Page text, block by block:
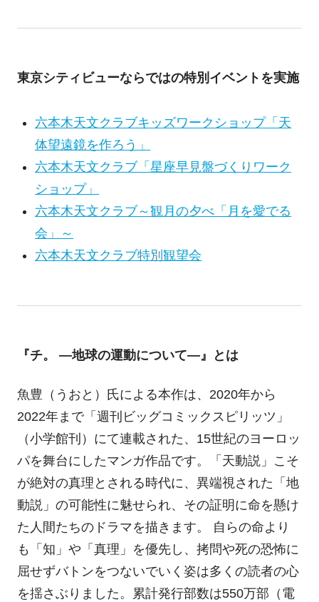
東京シティビューならではの特別イベントを実施
六本木天文クラブキッズワークショップ「天
体望遠鏡を作ろう」
六本木天文クラブ「星座早見盤づくりワーク
ショップ」
六本木天文クラブ～観月の夕べ「月を愛でる
会」～
六本木天文クラブ特別観望会
『チ。 ―地球の運動について―』とは
魚豊（うおと）氏による本作は、2020年から
2022年まで「週刊ビッグコミックスピリッツ」
（小学館刊）にて連載された、15世紀のヨーロッ
パを舞台にしたマンガ作品です。「天動説」こそ
が絶対の真理とされる時代に、異端視された「地
動説」の可能性に魅せられ、その証明に命を懸け
た人間たちのドラマを描きます。 自らの命より
も「知」や「真理」を優先し、拷問や死の恐怖に
屈せずバトンをつないでいく姿は多くの読者の心
を揺さぶりました。累計発行部数は550万部（電